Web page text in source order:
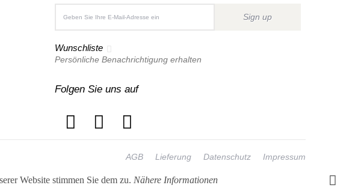
Website stimmen Sie dem zu. Nähere Informationen
Sign up
Wunschliste
Persönliche Benachrichtigung erhalten
Folgen Sie uns auf
AGB Lieferung Datenschutz Impressum